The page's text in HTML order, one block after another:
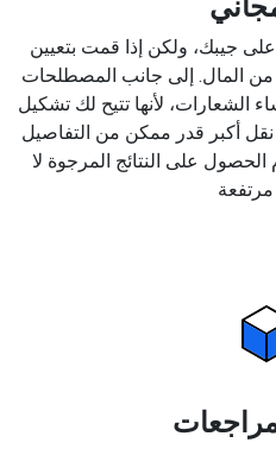
على جيبك، ولكن إذا قمت بتعيين
من المال. إلى جانب المصطلحات
الشعارات، لأنها تتيح لك تشكيل
أكبر قدر ممكن من التفاصيل
على النتائج المرجوة لا